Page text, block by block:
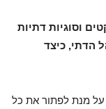
וסוגיות דתיות
הדתי, כיצד
מנת לפתור את כל